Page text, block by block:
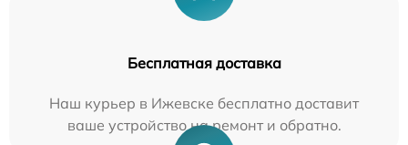
Бесплатная доставка
Наш курьер в Ижевске бесплатно доставит
ваше устройство на ремонт и обратно.